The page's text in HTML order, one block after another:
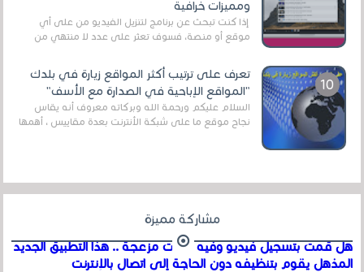
ومميزات خرافية
إذا كنت تبحث عن برنامج لتنزيل الفيديو من على أي
موقع أو منصة، فسوف تعثر على عدد لا منتهي من
تعرف على ترتيب أكثر المواقع زيارة في بلدك
"المواقع الإباحية في الصدارة مع الأسف"
السلام عليكم ورحمة الله وبركاته معروف أنه يقاس
نجاح موقع ما على شبكة الأنترنت بعدة مقاييس ، أهمها
مشاركة مميزة
هل قمت بتسجيل فيديو وفيه أصوت مزعجة .. هذا التطبيق الجديد
المذهل يقوم بتنظيفه دون الحاجة إلى اتصال بالإنترنت